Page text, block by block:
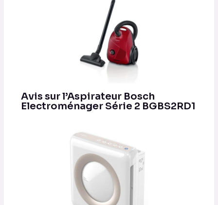
Avis sur l’Aspirateur Bosch
Electroménager Série 2 BGBS2RD1